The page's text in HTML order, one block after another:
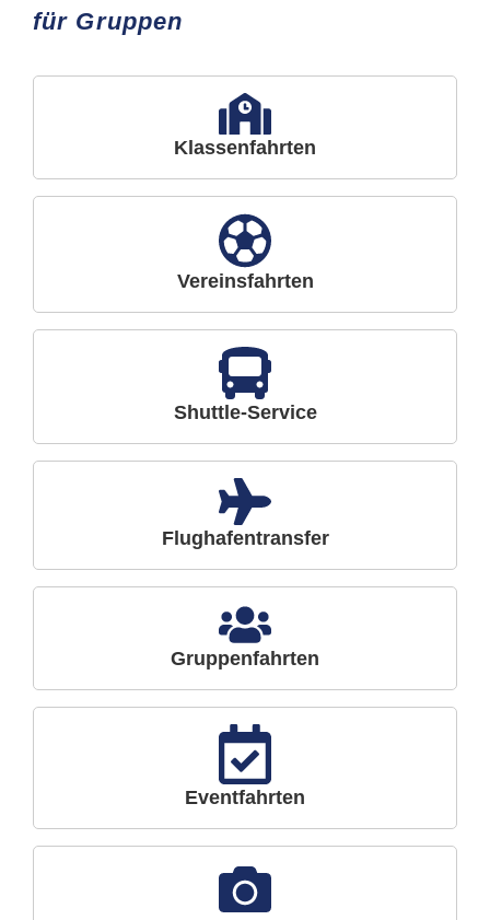
für Gruppen
Klassenfahrten
Vereinsfahrten
Shuttle-Service
Flughafentransfer
Gruppenfahrten
Eventfahrten